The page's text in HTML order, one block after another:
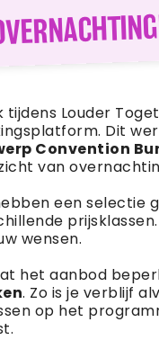
tijdens Louder
Dit
Convention
van
een selectie
wensen.
het aanbod
. Zo is je verblijf
op het